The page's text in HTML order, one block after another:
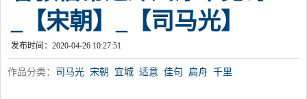
_【宋朝】_【司马光】
发布时间：2020-04-26 10:27:51
作品分类： 司马光 宋朝 宜城 适意 佳句 扁舟 千里